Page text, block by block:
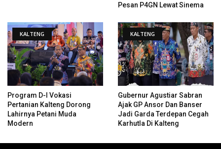
Pesan P4GN Lewat Sinema
KALTENG
Program D-I Vokasi
Pertanian Kalteng Dorong
Lahirnya Petani Muda
Modern
KALTENG
Gubernur Agustiar Sabran
Ajak GP Ansor Dan Banser
Jadi Garda Terdepan Cegah
Karhutla Di Kalteng